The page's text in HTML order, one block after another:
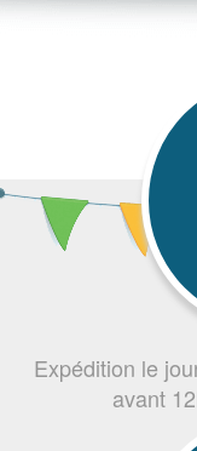
Expédition le
avant